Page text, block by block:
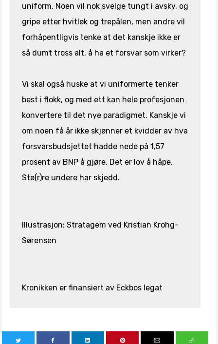
uniform. Noen vil nok svelge tungt i avsky, og
gripe etter hvitløk og trepålen, men andre vil
forhåpentligvis tenke at det kanskje ikke er
så dumt tross alt, å ha et forsvar som virker?
Vi skal også huske at vi uniformerte tenker
best i flokk, og med ett kan hele profesjonen
konvertere til det nye paradigmet. Kanskje vi
om noen få år ikke skjønner et kvidder av hva
forsvarsbudsjettet hadde nede på 1,57
prosent av BNP å gjøre. Det er lov å håpe.
Stø(r)re undere har skjedd.
Illustrasjon: Stratagem ved Kristian Krohg-
Sørensen
Kronikken er finansiert av Eckbos legat